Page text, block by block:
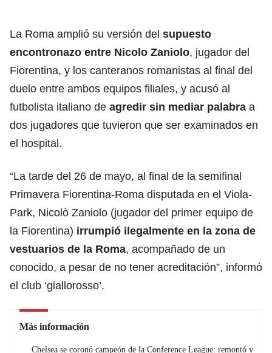
La Roma amplió su versión del supuesto
encontronazo entre Nicolo Zaniolo, jugador del
Fiorentina, y los canteranos romanistas al final del
duelo entre ambos equipos filiales, y acusó al
futbolista italiano de agredir sin mediar palabra a
dos jugadores que tuvieron que ser examinados en
el hospital.
“La tarde del 26 de mayo, al final de la semifinal
Primavera Fiorentina-Roma disputada en el Viola-
Park, Nicolò Zaniolo (jugador del primer equipo de
la Fiorentina) irrumpió ilegalmente en la zona de
vestuarios de la Roma, acompañado de un
conocido, a pesar de no tener acreditación”, informó
el club ‘giallorosso’.
Más información
Chelsea se coronó campeón de la Conference League: remontó y